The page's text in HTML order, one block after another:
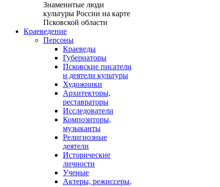
Знаменитые люди
культуры России на карте
Псковской области
Краеведение
Персоны
Краеведы
Губернаторы
Псковские писатели
и деятели культуры
Художники
Архитекторы,
реставраторы
Исследователи
Композиторы,
музыканты
Религиозные
деятели
Исторические
личности
Ученые
Актеры, режиссеры,